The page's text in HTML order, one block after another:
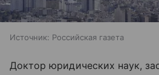
Источник: Российская газета
Доктор юридических наук,